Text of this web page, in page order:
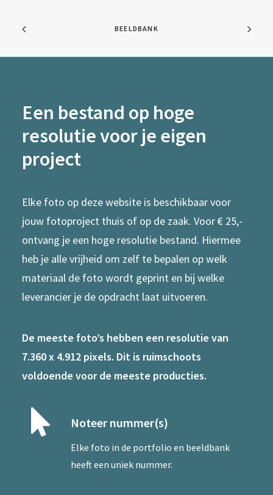
BEELDBANK
Een bestand op hoge
resolutie voor je eigen
project
Elke foto op deze website is beschikbaar voor
jouw fotoproject thuis of op de zaak. Voor € 25,-
ontvang je een hoge resolutie bestand. Hiermee
heb je alle vrijheid om zelf te bepalen op welk
materiaal de foto wordt geprint en bij welke
leverancier je de opdracht laat uitvoeren.
De meeste foto’s hebben een resolutie van
7.360 x 4.912 pixels. Dit is ruimschoots
voldoende voor de meeste producties.
Noteer nummer(s)
Elke foto in de portfolio en beeldbank
heeft een uniek nummer.